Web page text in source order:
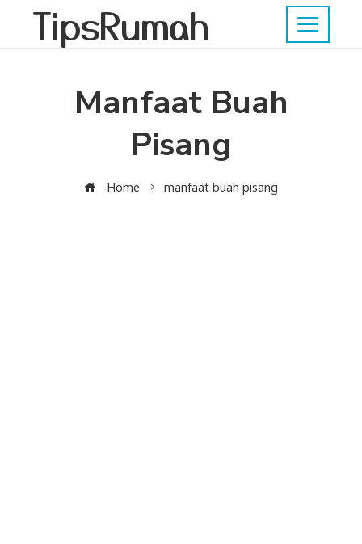
TipsRumah
Manfaat Buah
Pisang
Home manfaat buah pisang